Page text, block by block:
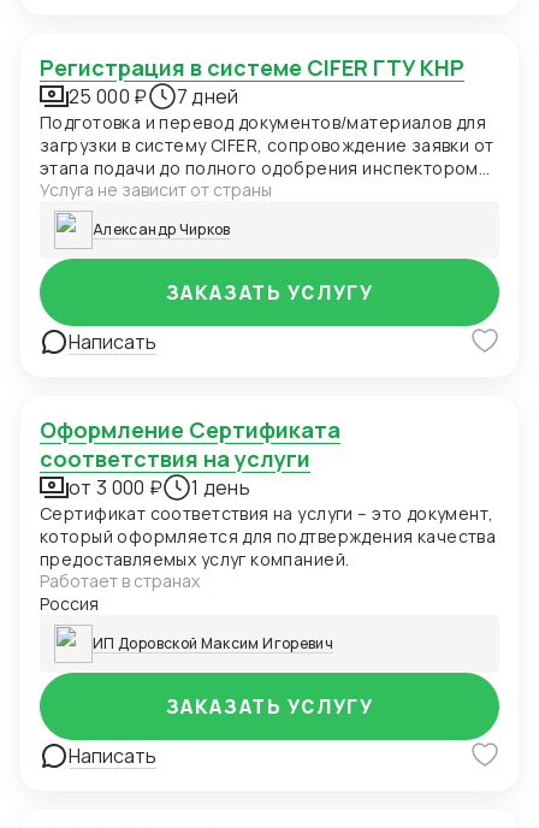
Регистрация в системе CIFER ГТУ КНР
25 000 ₽ 7 дней
Подготовка и перевод документов/материалов для
загрузки в систему CIFER, сопровождение заявки от
этапа подачи до полного одобрения инспектором
ГТУ КНР.
Услуга не зависит от страны
Александр Чирков
Написать
ЗАКАЗАТЬ УСЛУГУ
Оформление Сертификата
соответствия на услуги
от 3 000 ₽ 1 день
Сертификат соответствия на услуги – это документ,
который оформляется для подтверждения качества
предоставляемых услуг компанией.
Работает в странах
Россия
ИП Доровской Максим Игоревич
Написать
ЗАКАЗАТЬ УСЛУГУ